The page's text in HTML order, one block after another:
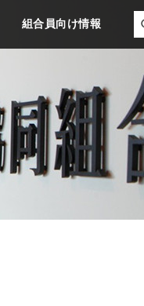
組合員向け情報